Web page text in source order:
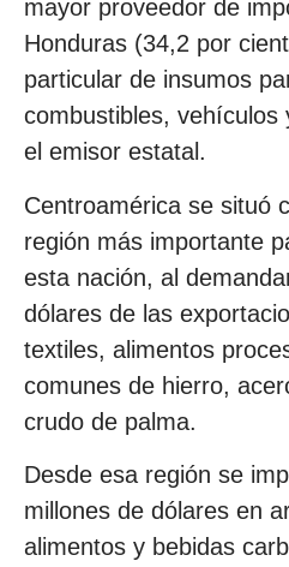
mayor proveedor de
Honduras (34,2 por
particular de insumos
combustibles, vehículos
el emisor estatal.
Centroamérica se situó
región más importante
esta nación, al
dólares de las
textiles, alimentos
comunes de hierro,
crudo de palma.
Desde esa región se
millones de dólares en
alimentos y bebidas